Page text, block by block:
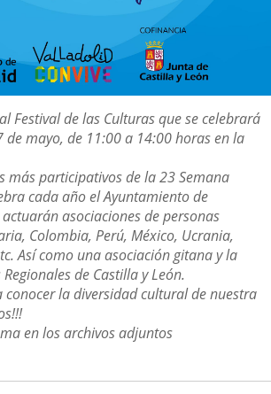
Festival de las Culturas que se celebrará
de mayo, de 11:00 a 14:00 horas en la
más participativos de la 23 Semana
cada año el Ayuntamiento de
asociaciones de personas
Colombia, Perú, México, Ucrania,
Así como una asociación gitana y la
de Castilla y León.
conocer la diversidad cultural de nuestra
en los archivos adjuntos